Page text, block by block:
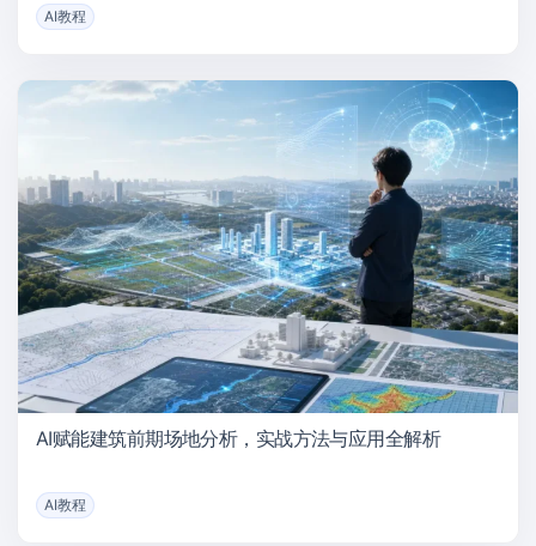
AI教程
AI赋能建筑前期场地分析，实战方法与应用全解析
AI教程